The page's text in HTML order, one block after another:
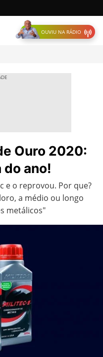
OUVIU NA RÁDIO
Ouro 2020:
ano!
e o reprovou. Por que?
a médio ou longo
metálicos"